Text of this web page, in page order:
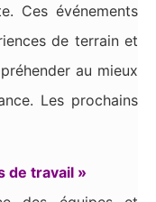
Ces événements
de terrain et
au mieux
Les prochains
de travail »